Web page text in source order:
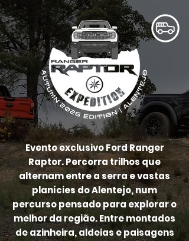
Evento exclusivo Ford Ranger
Raptor. Percorra trilhos que
alternam entre a serra e vastas
planícies do Alentejo, num
percurso pensado para explorar o
melhor da região. Entre montados
de azinheira, aldeias e paisagens